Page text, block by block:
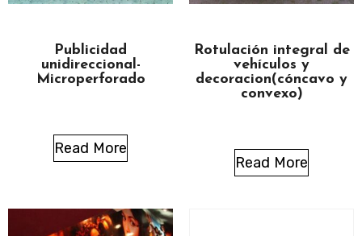
Publicidad
unidireccional-
Microperforado
Read More
Rotulación integral de
vehículos y
decoracion(cóncavo y
convexo)
Read More